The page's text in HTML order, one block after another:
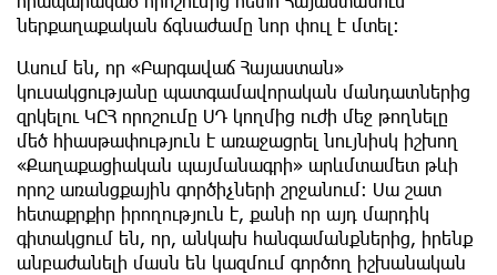
ներքաղաքական ճգնաժամը նոր փուլ է մտել։
Ասում են, որ «Բարգավաճ Հայաստան»
կուսակցությանը պատգամավորական մանդատներից
զրկելու ԿԸՀ որոշումը ՍԴ կողմից ուժի մեջ թողնելը
մեծ հիասթափություն է առաջացրել նույնիսկ իշխող
«Քաղաքացիական պայմանագրի» արևմտամետ թևի
որոշ առանցքային գործիչների շրջանում։ Սա շատ
հետաքրքիր իրողություն է, քանի որ այդ մարդիկ
գիտակցում են, որ, անկախ հանգամանքներից, իրենք
անբաժանելի մասն են կազմում գործող իշխանական